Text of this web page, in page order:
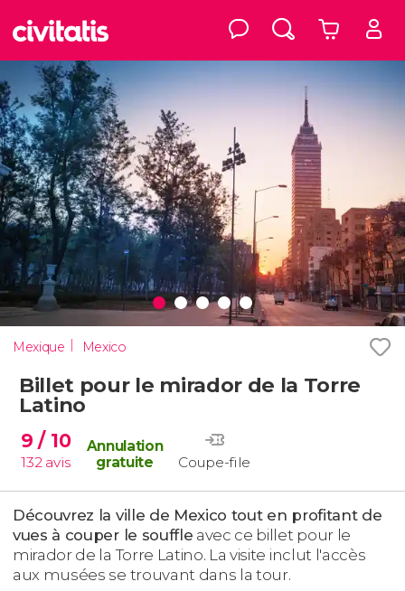
Mexique Mexico
Billet pour le mirador de la Torre
Latino
9/ 10
132 avis Coupe-file
Annulation
gratuite
Découvrez la ville de Mexico tout en profitant de
vues à couper le souffle avec ce billet pour le
mirador de la Torre Latino. La visite inclut l'accès
aux musées se trouvant dans la tour.